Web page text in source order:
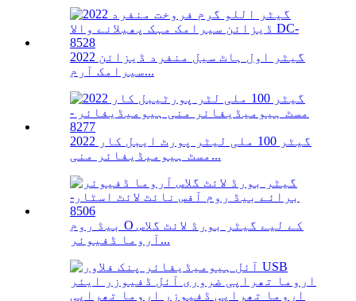
2022 گیٹر اول ہاٹ سیل منفرد ڈیزائن
سیرامک ​​آرم...
2022 گیٹر 100 ملی لیٹر پورٹ ایبل کار
مسٹ ہیومیڈیفائر منی...
بیڈ روم O کے لیے گیٹر بورڈ لائٹ گلاس
آروما ڈفیوئر...